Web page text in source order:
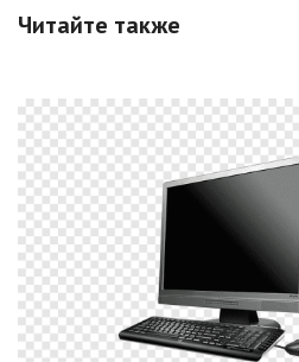
Читайте также